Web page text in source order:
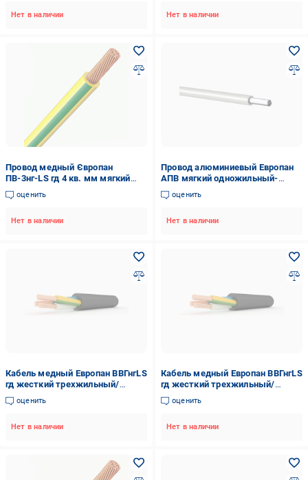
Нет в наличии Нет в наличии
Провод медный Європан
ПВ-3нг-LS гд 4 кв. мм мягкий
одножильный-
многопроволочный Желто-
оценить
Нет в наличии
Провод алюминиевый Европан
АПВ мягкий одножильный-
однопроволочный 35 мм2
(47692EK-1C)
оценить
Нет в наличии
Кабель медный Европан ВВГнгLS
гд жесткий трехжильный/
однопроволочный 3х4 мм2
(1356754-1C)
оценить
Нет в наличии
Кабель медный Европан ВВГнгLS
гд жесткий трехжильный/
однопроволочный 3х10 мм2
(1357144-1C)
оценить
Нет в наличии